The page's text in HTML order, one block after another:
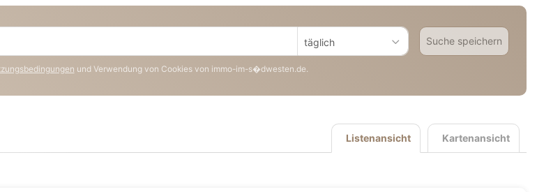
täglich Suche speichern
und Verwendung von Cookies von immo-im-s�dwesten.de.
Kartenansicht
Listenansicht